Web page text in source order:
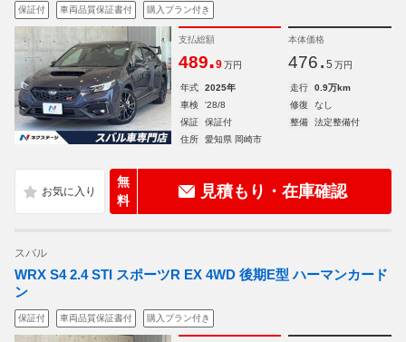
保証付 車両品質保証書付 購入プラン付き
支払総額
489.9 万円
本体価格
476. 5 万円
年式 2025年 走行
0.9万km
車検
'28/8 修復
なし
保証
保証付 整備
法定整備付
住所
愛知県 岡崎市
無
料
見積もり・在庫確認
スバル
WRX S4 2.4 STI スポーツR EX 4WD 後期E型 ハーマンカード
ン
保証付 車両品質保証書付 購入プラン付き